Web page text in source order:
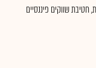
שווקים פיננסיים